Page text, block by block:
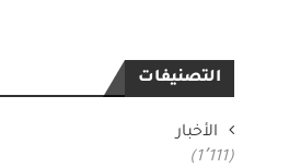
التصنيفات
الأخبار
(1٬111)